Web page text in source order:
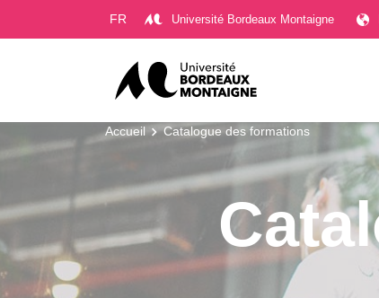
FR Université Bordeaux Montaigne
Accueil Catalogue des formations